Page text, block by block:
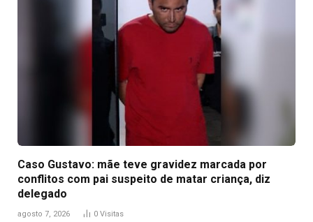
Caso Gustavo: mãe teve gravidez marcada por
conflitos com pai suspeito de matar criança, diz
delegado
agosto 7, 2026 0 Visitas